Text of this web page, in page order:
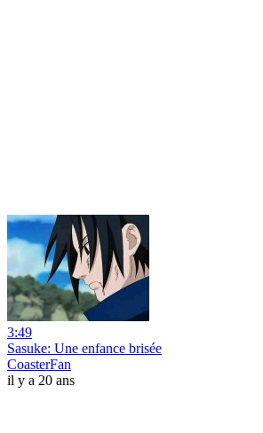
3:49
Sasuke: Une enfance brisée
CoasterFan
il y a 20 ans